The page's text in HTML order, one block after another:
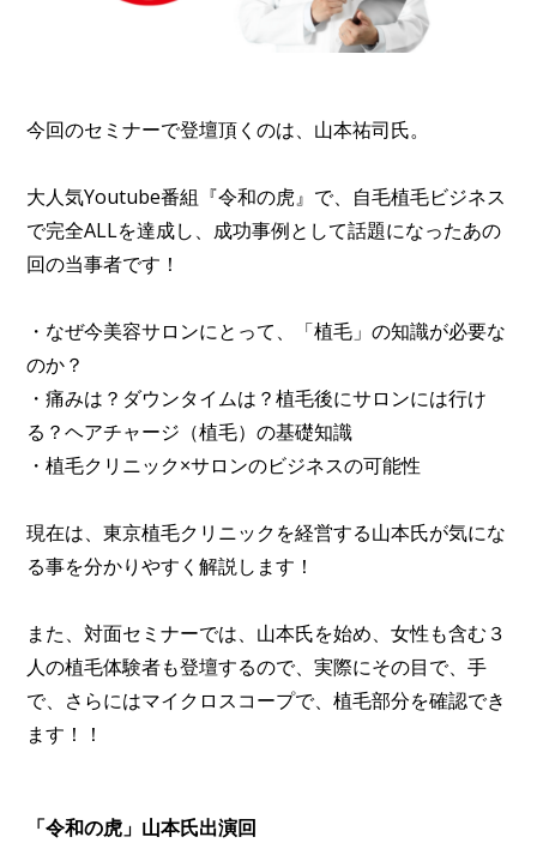
今回のセミナーで登壇頂くのは、山本祐司氏。
大人気Youtube番組『令和の虎』で、自毛植毛ビジネス
で完全ALLを達成し、成功事例として話題になったあの
回の当事者です！
・なぜ今美容サロンにとって、「植毛」の知識が必要な
のか？
・痛みは？ダウンタイムは？植毛後にサロンには行け
る？ヘアチャージ（植毛）の基礎知識
・植毛クリニック×サロンのビジネスの可能性
現在は、東京植毛クリニックを経営する山本氏が気にな
る事を分かりやすく解説します！
また、対面セミナーでは、山本氏を始め、女性も含む３
人の植毛体験者も登壇するので、実際にその目で、手
で、さらにはマイクロスコープで、植毛部分を確認でき
ます！！
「令和の虎」山本氏出演回